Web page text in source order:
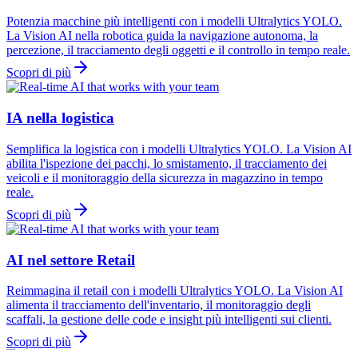
Potenzia macchine più intelligenti con i modelli Ultralytics YOLO.
La Vision AI nella robotica guida la navigazione autonoma, la
percezione, il tracciamento degli oggetti e il controllo in tempo reale.
Scopri di più
IA nella logistica
Semplifica la logistica con i modelli Ultralytics YOLO. La Vision AI
abilita l'ispezione dei pacchi, lo smistamento, il tracciamento dei
veicoli e il monitoraggio della sicurezza in magazzino in tempo
reale.
Scopri di più
AI nel settore Retail
Reimmagina il retail con i modelli Ultralytics YOLO. La Vision AI
alimenta il tracciamento dell'inventario, il monitoraggio degli
scaffali, la gestione delle code e insight più intelligenti sui clienti.
Scopri di più